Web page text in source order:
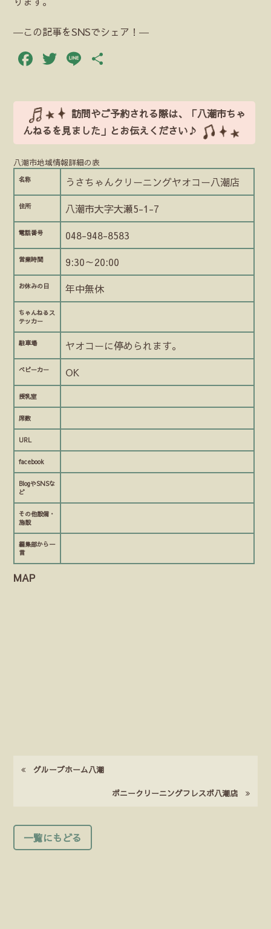
―この記事をSNSでシェア！―
Facebook
Twitter
Line
訪問やご予約される際は、「八潮市ちゃ
んねるを見ました」とお伝えください♪
八潮市地域情報詳細の表
名称 うさちゃんクリーニングヤオコー八潮店
住所 八潮市大字大瀬5-1-7
電話番号 048-948-8583
営業時間 9:30～20:00
お休みの日 年中無休
ちゃんねるス
テッカー
駐車場 ヤオコーに停められます。
ベビーカー OK
授乳室
席数
URL
facebook
BlogやSNSな
ど
その他設備・
施設
編集部から一
言
MAP
グループホーム八潮
ポニークリーニングフレスポ八潮店
一覧にもどる